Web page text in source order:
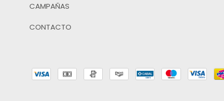
CAMPAÑAS
CONTACTO